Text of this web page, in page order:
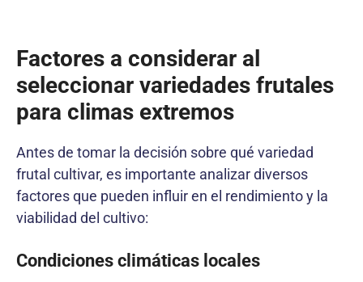
Factores a considerar al
seleccionar variedades frutales
para climas extremos
Antes de tomar la decisión sobre qué variedad
frutal cultivar, es importante analizar diversos
factores que pueden influir en el rendimiento y la
viabilidad del cultivo:
Condiciones climáticas locales